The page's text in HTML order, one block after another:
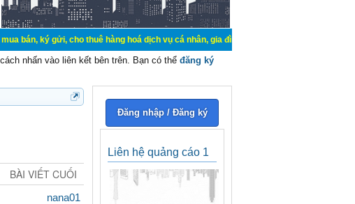
cho thuê hàng hoá dịch vụ cá nhân, gia đình. Mua bán, ký gửi, cho thuê thiết bị
nhấn vào liên kết bên trên. Bạn có thể đăng ký
BÀI VIẾT CUỐI
nana01
Đăng nhập / Đăng ký
Liên hệ quảng cáo 1